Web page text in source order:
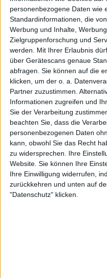
personenbezogene Daten wie
Standardinformationen, die
Werbung und Inhalte,
Zielgruppenforschung und
werden.
Mit Ihrer Erlaubnis
über Gerätescans genaue
abfragen. Sie können auf die
klicken, um der o. a.
Partner zuzustimmen.
Informationen zugreifen und
Sie der Verarbeitung
beachten Sie, dass die
personenbezogenen Daten
kann, obwohl Sie das Recht
zu widersprechen. Ihre
Website. Sie können Ihre
Ihre Einwilligung widerrufen,
zurückkehren und unten auf
"Datenschutz" klicken.